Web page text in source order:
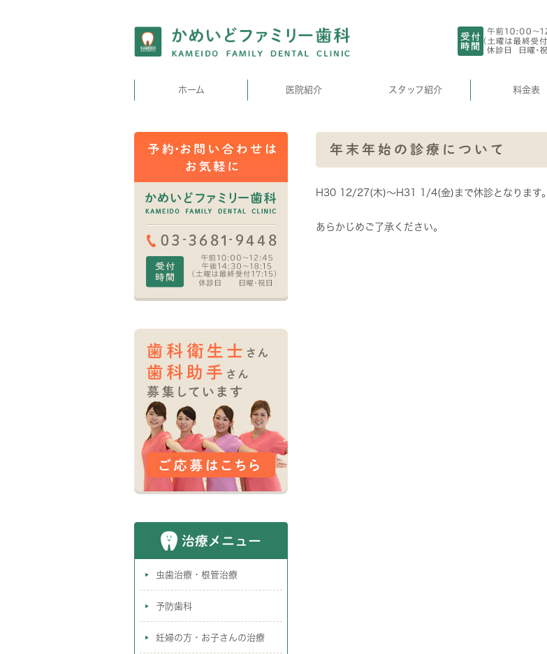
ホーム 医院紹介 スタッフ紹介 料金表
年末年始の診療について
H30 12/27(木)～H31 1/4(金)まで休診となります。
あらかじめご了承ください。
治療メニュー
虫歯治療・根管治療
予防歯科
妊婦の方・お子さんの治療